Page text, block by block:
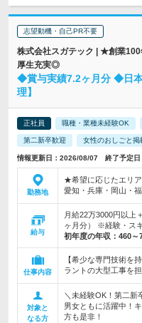
志望動機・自己PR不要
株式会社スガテック | ★創業
厚生充実◎
◆賞与実績7.2ヶ月分 ◆日
理】
正社員 職種・業種未経験OK
第二新卒歓迎 女性のおしごと掲
情報更新日：2026/08/07 終了予定
勤務地
★希望に応じたエリ
愛知・兵庫・岡山・
給与
月給22万3000円以上
ヶ月分） ※経験・ス
初年度の年収： 460～
仕事内容
【希少な専門技術を
ラントの大型工事を
対象と
なる方
＼未経験OK！第二
男女ともに活躍中！
方も是非！